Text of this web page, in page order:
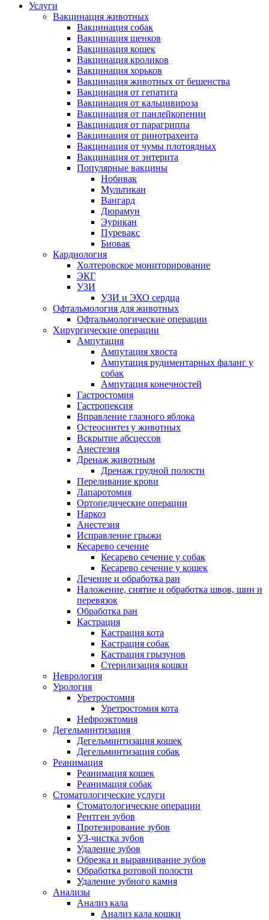
Услуги
Вакцинация животных
Вакцинация собак
Вакцинация щенков
Вакцинация кошек
Вакцинация кроликов
Вакцинация хорьков
Вакцинация животных от бешенства
Вакцинация от гепатита
Вакцинация от кальцивироза
Вакцинация от панлейкопении
Вакцинация от парагриппа
Вакцинация от ринотрахеита
Вакцинация от чумы плотоядных
Вакцинация от энтерита
Популярные вакцины
Нобивак
Мультикан
Вангард
Дюрамун
Эурикан
Пуревакс
Биовак
Кардиология
Холтеровское мониторирование
ЭКГ
УЗИ
УЗИ и ЭХО сердца
Офтальмология для животных
Офтальмологические операции
Хирургические операции
Ампутация
Ампутация хвоста
Ампутация рудиментарных фаланг у
собак
Ампутация конечностей
Гастростомия
Гастропексия
Вправление глазного яблока
Остеосинтез у животных
Вскрытие абсцессов
Анестезия
Дренаж животным
Дренаж грудной полости
Переливание крови
Лапаротомия
Ортопедические операции
Наркоз
Анестезия
Исправление грыжи
Кесарево сечение
Кесарево сечение у собак
Кесарево сечение у кошек
Лечение и обработка ран
Наложение, снятие и обработка швов, шин и
перевязок
Обработка ран
Кастрация
Кастрация кота
Кастрация собак
Кастрация грызунов
Стерилизация кошки
Неврология
Урология
Уретростомия
Уретростомия кота
Нефроэктомия
Дегельминтизация
Дегельминтизация кошек
Дегельминтизация собак
Реанимация
Реанимация кошек
Реанимация собак
Стоматологические услуги
Стоматологические операции
Рентген зубов
Протезирование зубов
УЗ-чистка зубов
Удаление зубов
Обрезка и выравнивание зубов
Обработка ротовой полости
Удаление зубного камня
Анализы
Анализ кала
Анализ кала кошки